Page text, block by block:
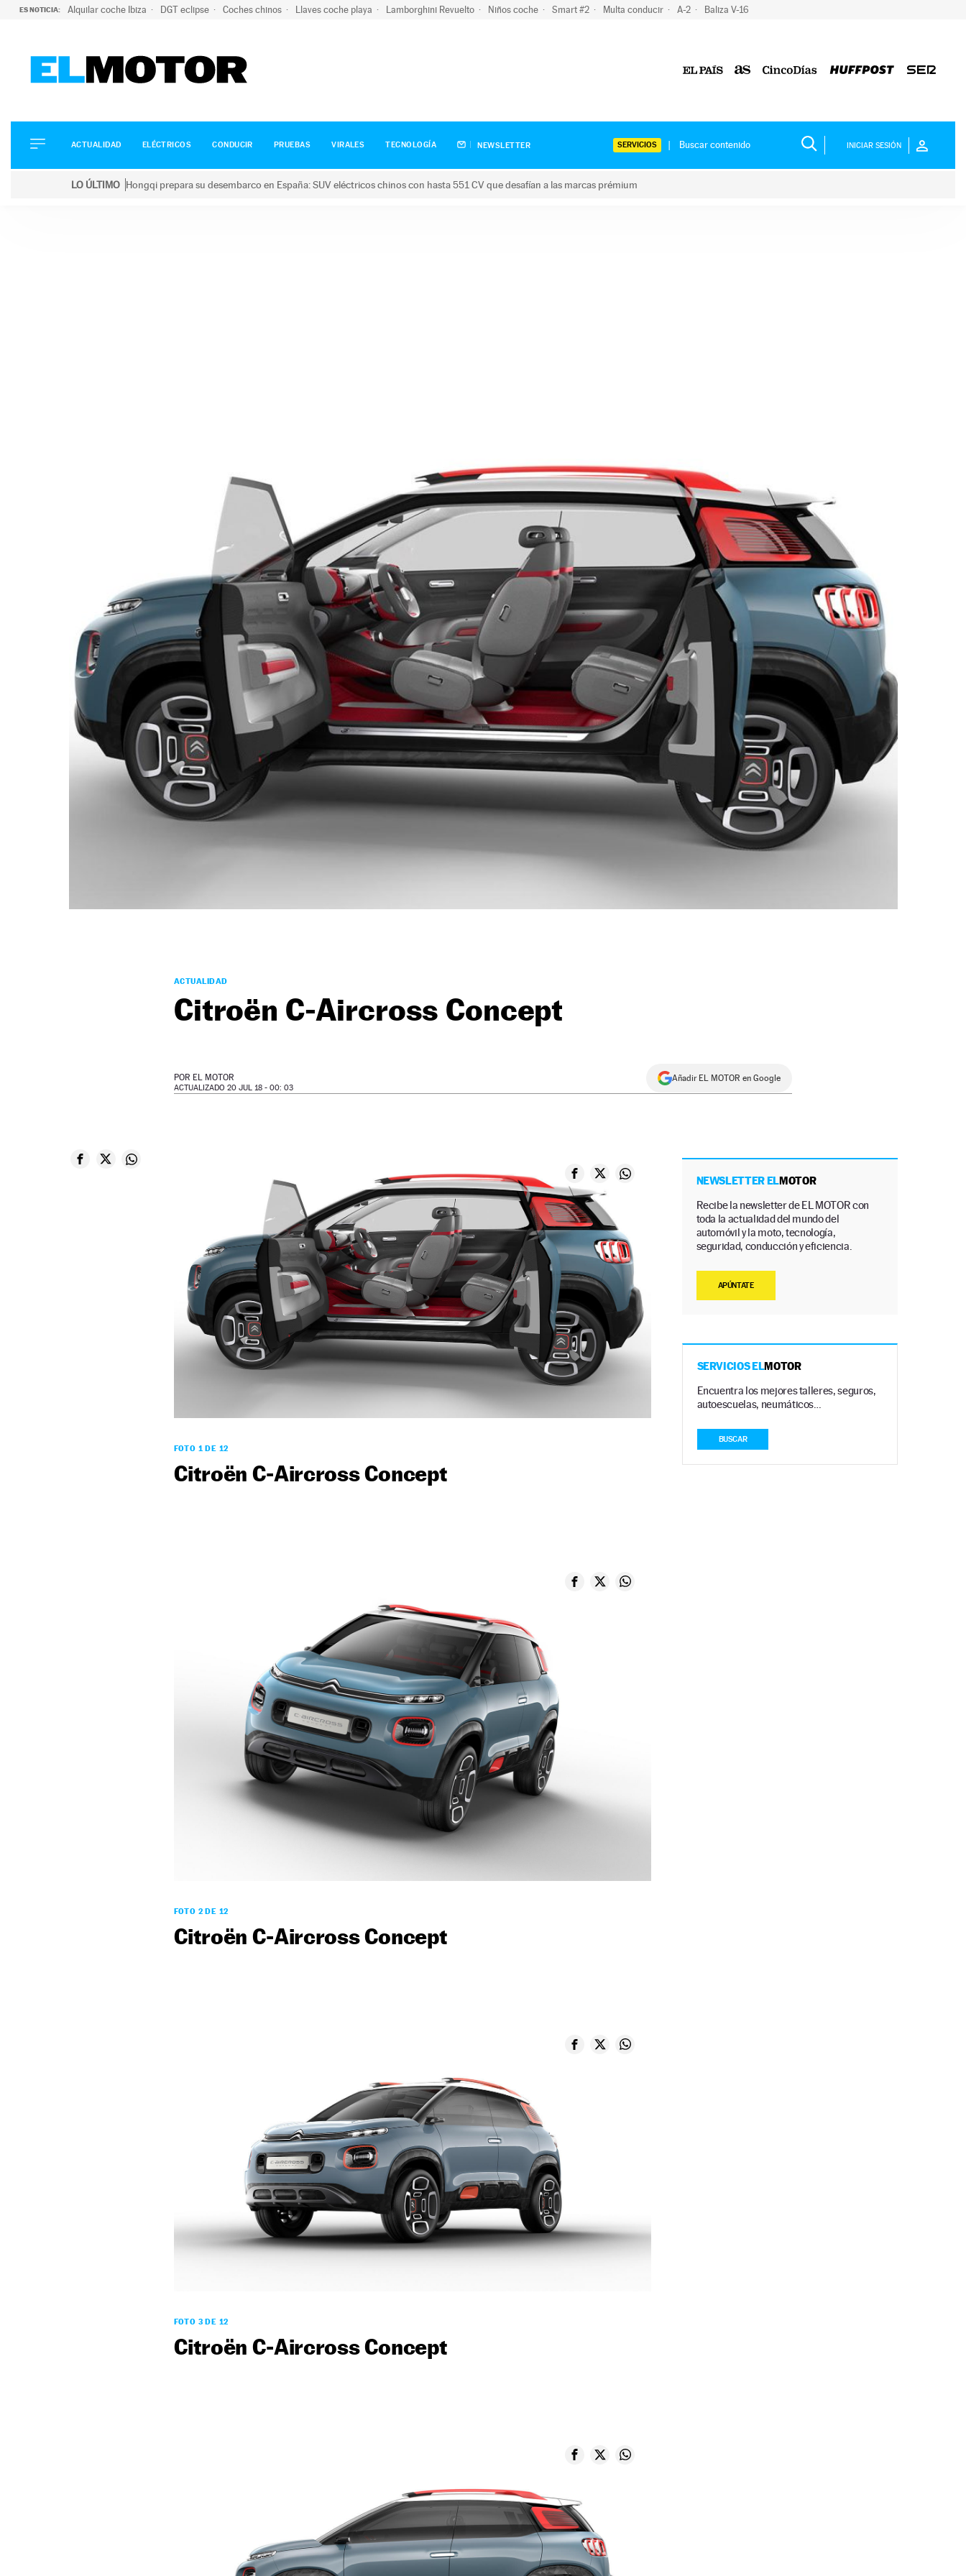
ES NOTICIA: Alquilar coche Ibiza DGT eclipse Coches chinos Llaves coche playa Lamborghini Revuelto Niños coche Smart #2 Multa conducir A-2 Baliza V-16
ELÉCTRICOS
CONDUCIR
ACTUALIDAD ELÉCTRICOS CONDUCIR PRUEBAS VIRALES TECNOLOGÍA NEWSLETTER SERVICIOS INICIAR SESIÓN
LO ÚLTIMO Hongqi prepara su desembarco en España: SUV eléctricos chinos con hasta 551 CV que desafían a las marcas prémium
ACTUALIDAD
Citroën C-Aircross Concept
POR EL MOTOR
ACTUALIZADO 20 JUL 18 - 00: 03
Añadir EL MOTOR en Google
FOTO 1 DE 12
Citroën C-Aircross Concept
FOTO 2 DE 12
Citroën C-Aircross Concept
FOTO 3 DE 12
Citroën C-Aircross Concept
NEWSLETTER ELMOTOR
Recibe la newsletter de EL MOTOR con
toda la actualidad del mundo del
automóvil y la moto, tecnología,
seguridad, conducción y eficiencia.
APÚNTATE
SERVICIOS ELMOTOR
Encuentra los mejores talleres, seguros,
autoescuelas, neumáticos…
BUSCAR